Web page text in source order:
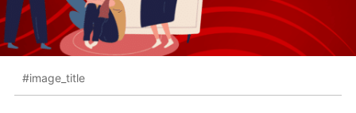
#image_title